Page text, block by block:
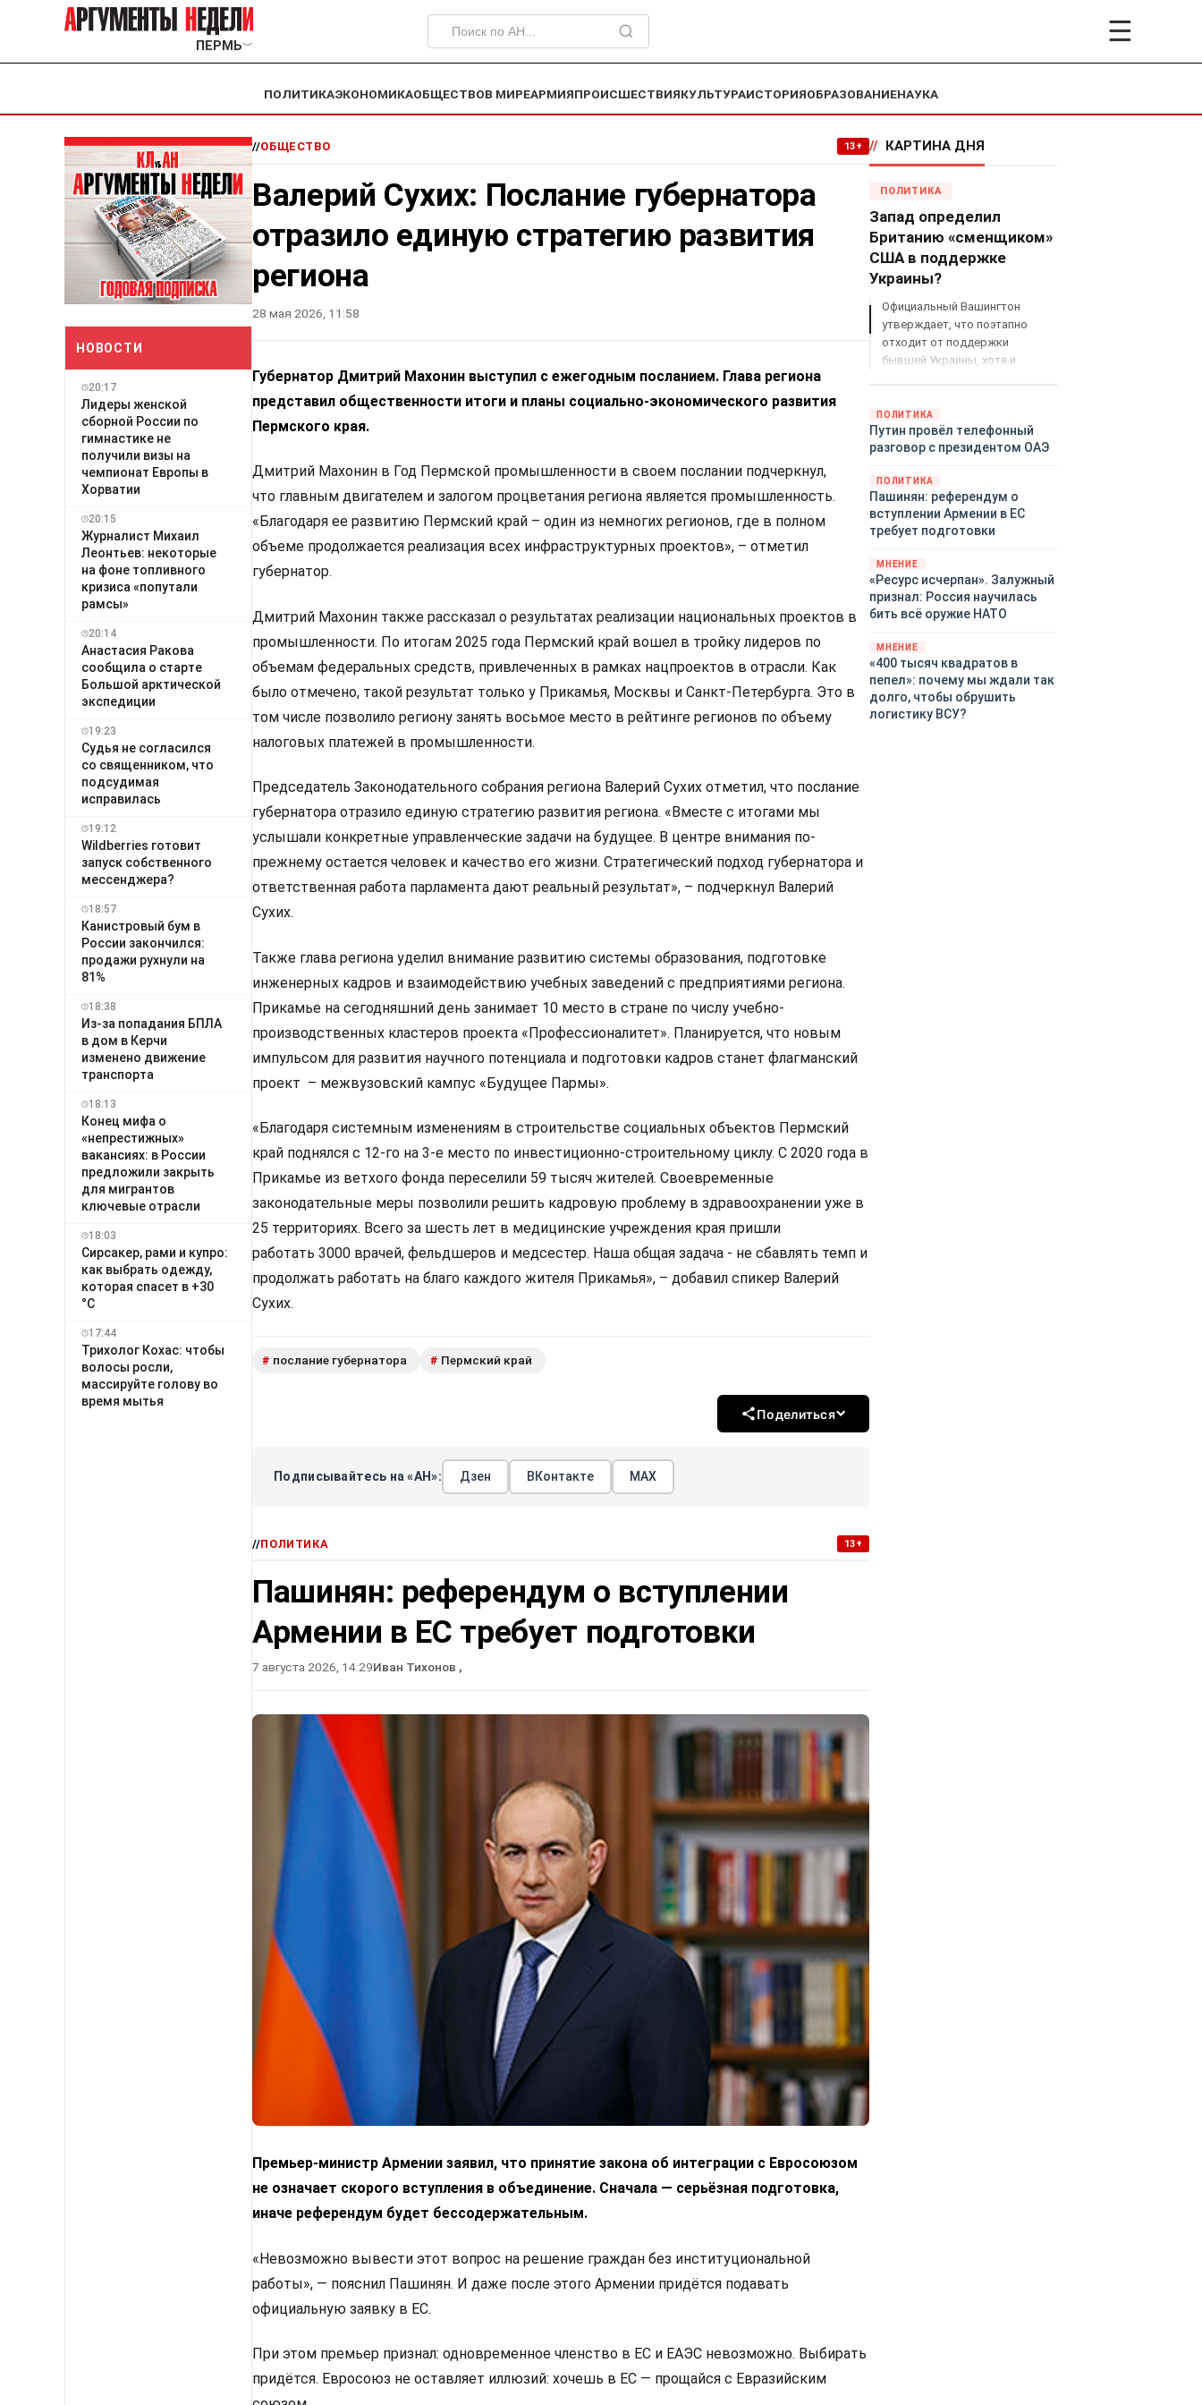
ПЕРМЬ﹀ ☰
ПОЛИТИКАЭКОНОМИКАОБЩЕСТВОВ МИРЕАРМИЯПРОИСШЕСТВИЯКУЛЬТУРАИСТОРИЯОБРАЗОВАНИЕНАУКА
НОВОСТИ
20:17
Лидеры женской
сборной России по
гимнастике не
получили визы на
чемпионат Европы в
Хорватии
20:15
Журналист Михаил
Леонтьев: некоторые
на фоне топливного
кризиса «попутали
рамсы»
20:14
Анастасия Ракова
сообщила о старте
Большой арктической
экспедиции
19:23
Судья не согласился
со священником, что
подсудимая
исправилась
19:12
Wildberries готовит
запуск собственного
мессенджера?
18:57
Канистровый бум в
России закончился:
продажи рухнули на
81%
18:38
Из-за попадания БПЛА
в дом в Керчи
изменено движение
транспорта
18:13
Конец мифа о
«непрестижных»
вакансиях: в России
предложили закрыть
для мигрантов
ключевые отрасли
18:03
Сирсакер, рами и купро:
как выбрать одежду,
которая спасет в +30
°C
17:44
Трихолог Кохас: чтобы
волосы росли,
массируйте голову во
время мытья
//ОБЩЕСТВО 13+
Валерий Сухих: Послание губернатора
отразило единую стратегию развития
региона
28 мая 2026, 11:58
Губернатор Дмитрий Махонин выступил с ежегодным посланием. Глава региона
представил общественности итоги и планы социально-экономического развития
Пермского края.
Дмитрий Махонин в Год Пермской промышленности в своем послании подчеркнул,
что главным двигателем и залогом процветания региона является промышленность.
«Благодаря ее развитию Пермский край – один из немногих регионов, где в полном
объеме продолжается реализация всех инфраструктурных проектов», – отметил
губернатор.
Дмитрий Махонин также рассказал о результатах реализации национальных проектов в
промышленности. По итогам 2025 года Пермский край вошел в тройку лидеров по
объемам федеральных средств, привлеченных в рамках нацпроектов в отрасли. Как
было отмечено, такой результат только у Прикамья, Москвы и Санкт-Петербурга. Это в
том числе позволило региону занять восьмое место в рейтинге регионов по объему
налоговых платежей в промышленности.
Председатель Законодательного собрания региона Валерий Сухих отметил, что послание
губернатора отразило единую стратегию развития региона. «Вместе с итогами мы
услышали конкретные управленческие задачи на будущее. В центре внимания по-
прежнему остается человек и качество его жизни. Стратегический подход губернатора и
ответственная работа парламента дают реальный результат», – подчеркнул Валерий
Сухих.
Также глава региона уделил внимание развитию системы образования, подготовке
инженерных кадров и взаимодействию учебных заведений с предприятиями региона.
Прикамье на сегодняшний день занимает 10 место в стране по числу учебно-
производственных кластеров проекта «Профессионалитет». Планируется, что новым
импульсом для развития научного потенциала и подготовки кадров станет флагманский
проект – межвузовский кампус «Будущее Пармы».
«Благодаря системным изменениям в строительстве социальных объектов Пермский
край поднялся с 12-го на 3-е место по инвестиционно-строительному циклу. С 2020 года в
Прикамье из ветхого фонда переселили 59 тысяч жителей. Своевременные
законодательные меры позволили решить кадровую проблему в здравоохранении уже в
25 территориях. Всего за шесть лет в медицинские учреждения края пришли
работать 3000 врачей, фельдшеров и медсестер. Наша общая задача - не сбавлять темп и
продолжать работать на благо каждого жителя Прикамья», – добавил спикер Валерий
Сухих.
# послание губернатора # Пермский край
Поделиться
Подписывайтесь на «АН»: Дзен ВКонтакте МАХ
//ПОЛИТИКА 13+
Пашинян: референдум о вступлении
Армении в ЕС требует подготовки
7 августа 2026, 14:29Иван Тихонов ,
Премьер-министр Армении заявил, что принятие закона об интеграции с Евросоюзом
не означает скорого вступления в объединение. Сначала — серьёзная подготовка,
иначе референдум будет бессодержательным.
«Невозможно вывести этот вопрос на решение граждан без институциональной
работы», — пояснил Пашинян. И даже после этого Армении придётся подавать
официальную заявку в ЕС.
При этом премьер признал: одновременное членство в ЕС и ЕАЭС невозможно. Выбирать
придётся. Евросоюз не оставляет иллюзий: хочешь в ЕС — прощайся с Евразийским
// КАРТИНА ДНЯ
ПОЛИТИКА
Запад определил
Британию «сменщиком»
США в поддержке
Украины?
Официальный Вашингтон
утверждает, что поэтапно
отходит от поддержки
бывшей Украины, хотя и
закупленное ранее оружие.
Также американская
администрация скидывает на
киевского режима оружием,
которое стремится продавать
всем новым снабженцам.
Однако часто возникают
предположения о возможном
«сменщике» американцев на
этом позорном посту.
Рассмотрим, кто же рвётся на
ПОЛИТИКА
Путин провёл телефонный
разговор с президентом ОАЭ
ПОЛИТИКА
Пашинян: референдум о
вступлении Армении в ЕС
требует подготовки
МНЕНИЕ
«Ресурс исчерпан». Залужный
признал: Россия научилась
бить всё оружие НАТО
МНЕНИЕ
«400 тысяч квадратов в
пепел»: почему мы ждали так
долго, чтобы обрушить
логистику ВСУ?